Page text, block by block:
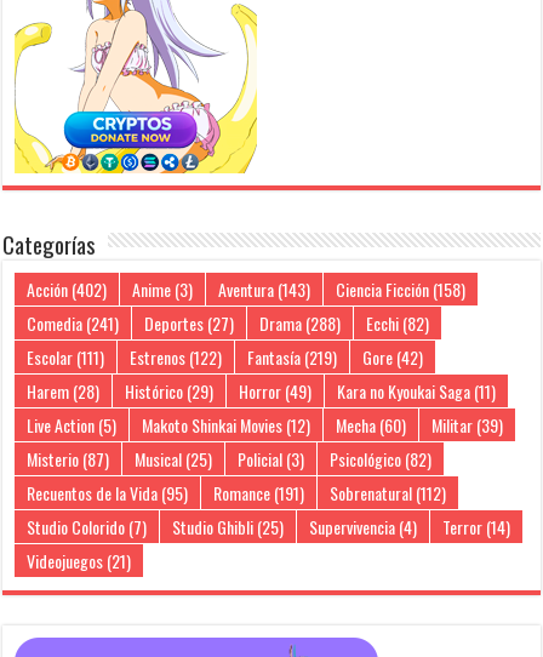
Categorías
Acción(402) Anime(3) Aventura(143) Ciencia Ficción(158)
Comedia(241) Deportes(27) Drama(288) Ecchi(82)
Escolar(111) Estrenos(122) Fantasía(219) Gore(42)
Harem(28) Histórico(29) Horror(49) Kara no Kyoukai Saga(11)
Live Action(5) Makoto Shinkai Movies(12) Mecha(60) Militar(39)
Misterio(87) Musical(25) Policial(3) Psicológico(82)
Recuentos de la Vida(95) Romance(191) Sobrenatural(112)
Studio Colorido(7) Studio Ghibli(25) Supervivencia(4) Terror(14)
Videojuegos(21)